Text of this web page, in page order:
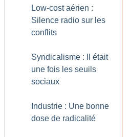
Low-cost aérien :
Silence radio sur les
conflits
Syndicalisme : Il était
une fois les seuils
sociaux
Industrie : Une bonne
dose de radicalité